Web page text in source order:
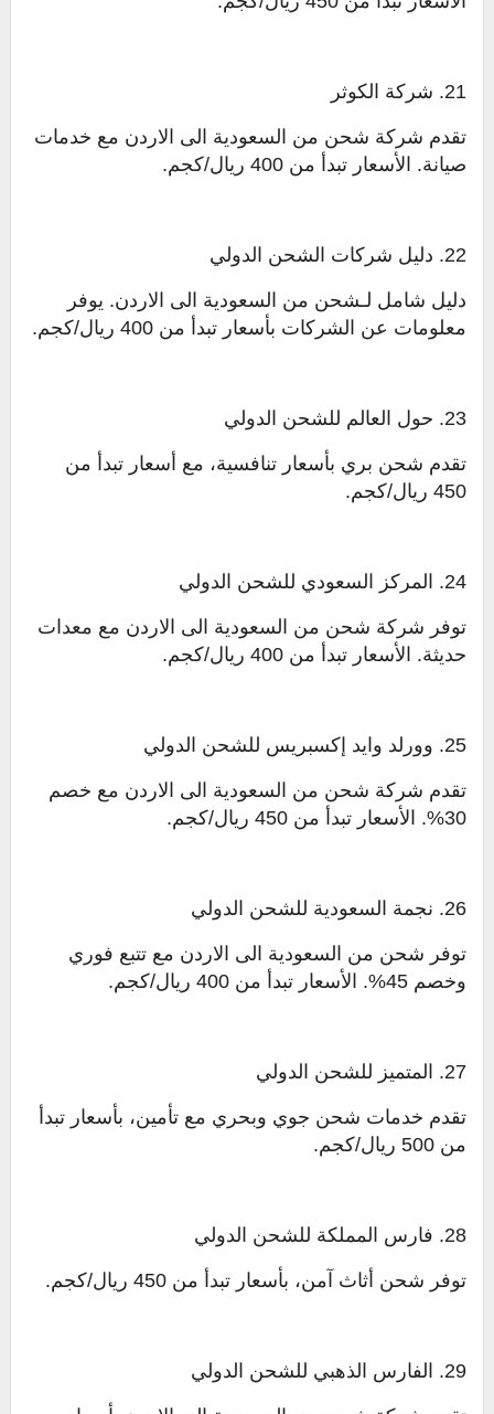
21. شركة الكوثر
تقدم شركة شحن من السعودية الى الاردن مع خدمات
صيانة. الأسعار تبدأ من 400 ريال/كجم.
22. دليل شركات الشحن الدولي
دليل شامل لـشحن من السعودية الى الاردن. يوفر
معلومات عن الشركات بأسعار تبدأ من 400 ريال/كجم.
23. حول العالم للشحن الدولي
تقدم شحن بري بأسعار تنافسية، مع أسعار تبدأ من
450 ريال/كجم.
24. المركز السعودي للشحن الدولي
توفر شركة شحن من السعودية الى الاردن مع معدات
حديثة. الأسعار تبدأ من 400 ريال/كجم.
25. وورلد وايد إكسبريس للشحن الدولي
تقدم شركة شحن من السعودية الى الاردن مع خصم
30%. الأسعار تبدأ من 450 ريال/كجم.
26. نجمة السعودية للشحن الدولي
توفر شحن من السعودية الى الاردن مع تتبع فوري
وخصم 45%. الأسعار تبدأ من 400 ريال/كجم.
27. المتميز للشحن الدولي
تقدم خدمات شحن جوي وبحري مع تأمين، بأسعار تبدأ
من 500 ريال/كجم.
28. فارس المملكة للشحن الدولي
توفر شحن أثاث آمن، بأسعار تبدأ من 450 ريال/كجم.
29. الفارس الذهبي للشحن الدولي